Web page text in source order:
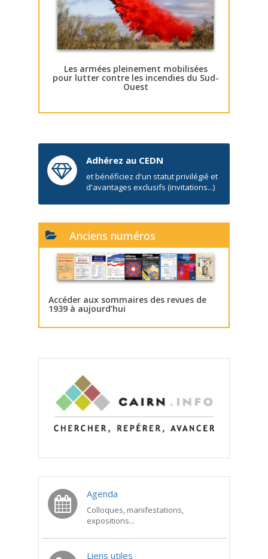
Les armées pleinement mobilisées
pour lutter contre les incendies du Sud-
Ouest
Adhérez au CEDN
et bénéficiez d'un statut privilégié et
d'avantages exclusifs (invitations...)
Anciens numéros
Accéder aux sommaires des revues de
1939 à aujourd’hui
Agenda
Colloques, manifestations,
expositions...
Liens utiles